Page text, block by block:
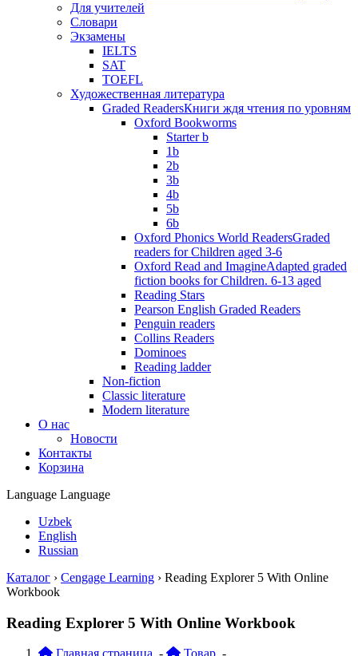
Для учителей
Словари
Экзамены
IELTS
SAT
TOEFL
Художественная литература
Graded ReadersКниги ждя чтения по уровням
Oxford Bookworms
Starter b
1b
2b
3b
4b
5b
6b
Oxford Phonics World ReadersGraded
readers for Children aged 3-6
Oxford Read and ImagineAdapted graded
fiction books for Children. 6-13 aged
Reading Stars
Pearson English Graded Readers
Penguin readers
Collins Readers
Dominoes
Reading ladder
Non-fiction
Classic literature
Modern literature
О нас
Новости
Контакты
Корзина
Language Language
Uzbek
English
Russian
Каталог › Cengage Learning › Reading Explorer 5 With Online
Workbook
Reading Explorer 5 With Online Workbook